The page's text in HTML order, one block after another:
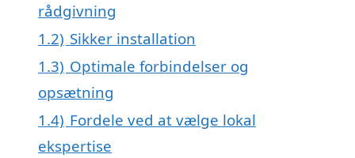
rådgivning
1.2) Sikker installation
1.3) Optimale forbindelser og
opsætning
1.4) Fordele ved at vælge lokal
ekspertise